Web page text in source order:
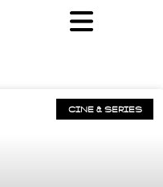
CINE & SERIES